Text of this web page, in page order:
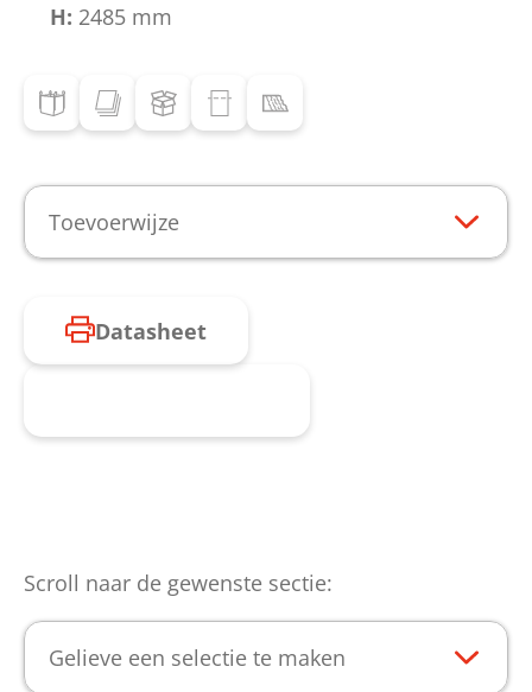
H: 2485 mm
Toevoerwijze
Datasheet
Scroll naar de gewenste sectie:
Gelieve een selectie te maken